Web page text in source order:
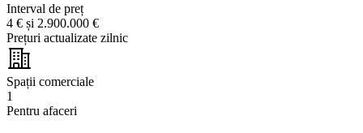
Interval de preț
4 € și 2.900.000 €
Prețuri actualizate zilnic
Spații comerciale
1
Pentru afaceri